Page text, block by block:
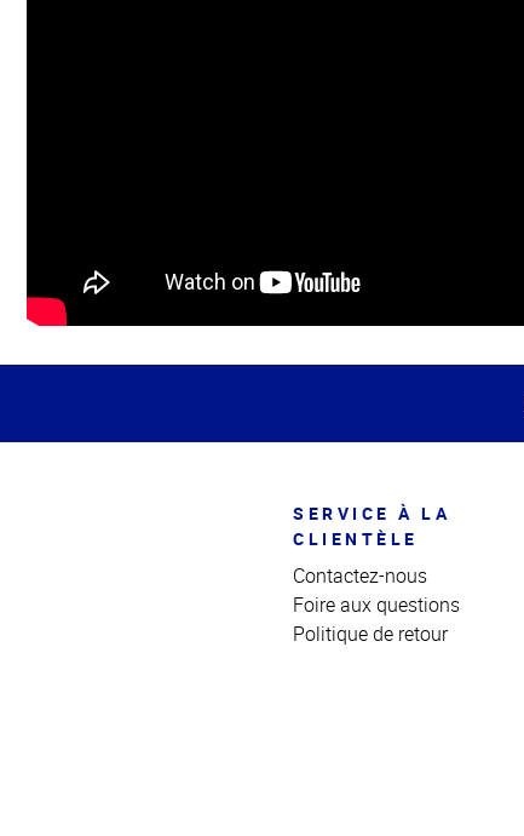
de la
SERVICE À LA
CLIENTÈLE
Contactez-nous
Foire aux questions
Politique de retour